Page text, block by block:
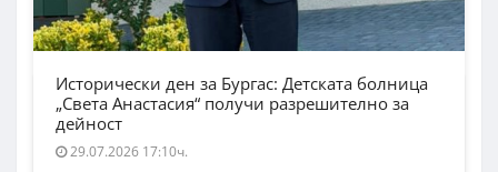
Исторически ден за Бургас: Детската болница
„Света Анастасия“ получи разрешително за
дейност
29.07.2026 17:10ч.